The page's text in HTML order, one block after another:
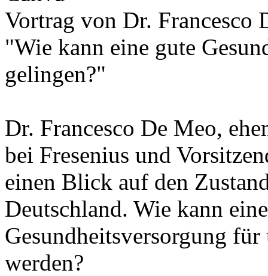
Vortrag von Dr. Francesco
"Wie kann eine gute
gelingen?"
Dr. Francesco De Meo,
bei Fresenius und
einen Blick auf den
Deutschland. Wie kann
Gesundheitsversorgung
werden?